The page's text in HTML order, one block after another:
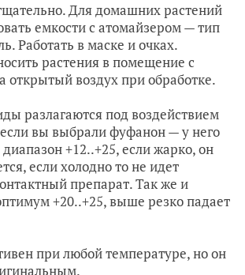
Для домашних растений
емкости с атомайзером — тип
Работать в маске и очках.
растения в помещение с
открытый воздух при обработке.
разлагаются под воздействием
вы выбрали фуфанон — у него
+12..+25, если жарко, он
если холодно то не идет
препарат. Так же и
+20..+25, выше резко падает
при любой температуре, но он